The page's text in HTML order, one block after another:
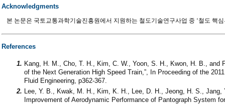
Acknowledgments
본 논문은 국토교통과학기술진흥원에서 지원하는 철도기술연구사업 중 ‘철도 핵
References
1. Kang, H. M., Cho, T. H., Kim, C. W., Yoon, S. H., Kwon, H. B., and
of the Next Generation High Speed Train,”, In Proceeding of the
Fluid Engineering, p362-367.
2. Lee, Y. B., Kwak, M. H., Kim, K. H., Lee, D. H., Jeong, H. S., Jang,
Improvement of Aerodynamic Performance of Pantograph System